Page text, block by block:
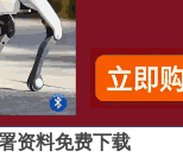
资料免费下载